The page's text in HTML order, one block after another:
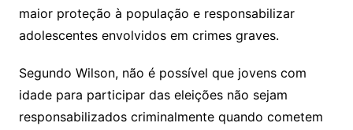
maior proteção à população e responsabilizar
adolescentes envolvidos em crimes graves.
Segundo Wilson, não é possível que jovens com
idade para participar das eleições não sejam
responsabilizados criminalmente quando cometem